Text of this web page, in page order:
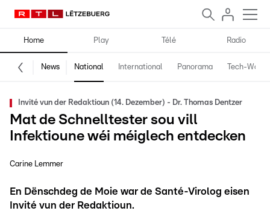
Home Play Télé Radio
News National International Panorama Tech-World
Invité vun der Redaktioun (14. Dezember) - Dr. Thomas Dentzer
Mat de Schnelltester sou vill
Infektioune wéi méiglech entdecken
Carine Lemmer
En Dënschdeg de Moie war de Santé-Virolog eisen
Invité vun der Redaktioun.